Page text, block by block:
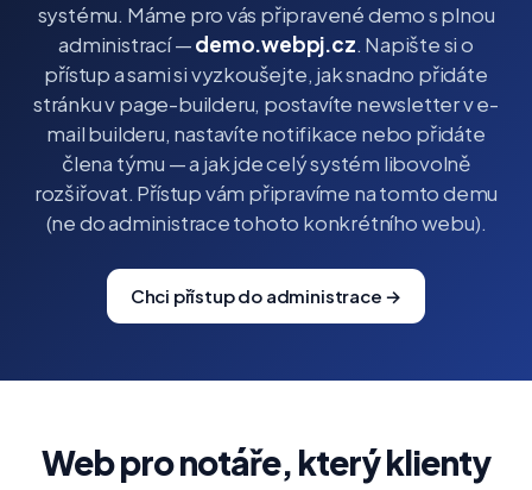
systému. Máme pro vás připravené demo s plnou
administrací —demo.webpj.cz. Napište si o
přístup a sami si vyzkoušejte, jak snadno přidáte
stránku v page-builderu, postavíte newsletter v e-
mail builderu, nastavíte notifikace nebo přidáte
člena týmu — a jak jde celý systém libovolně
rozšiřovat. Přístup vám připravíme na tomto demu
(ne do administrace tohoto konkrétního webu).
Chci přístup do administrace →
Web pro notáře, který klienty